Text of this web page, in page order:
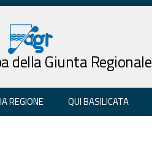
della Giunta Regionale
REGIONE QUI BASILICATA